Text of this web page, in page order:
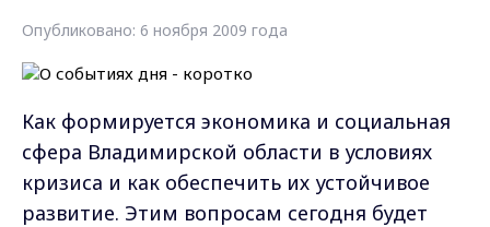
Опубликовано: 6 ноября 2009 года
Как формируется экономика и социальная
сфера Владимирской области в условиях
кризиса и как обеспечить их устойчивое
развитие. Этим вопросам сегодня будет